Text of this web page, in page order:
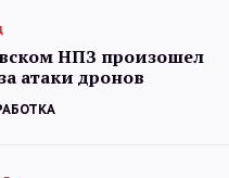
НПЗ произошел
атаки дронов